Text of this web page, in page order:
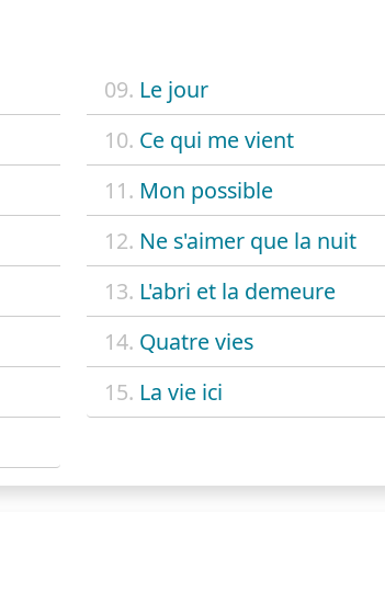
09. Le jour
10. Ce qui me vient
11. Mon possible
12. Ne s'aimer que la nuit
13. L'abri et la demeure
14. Quatre vies
15. La vie ici